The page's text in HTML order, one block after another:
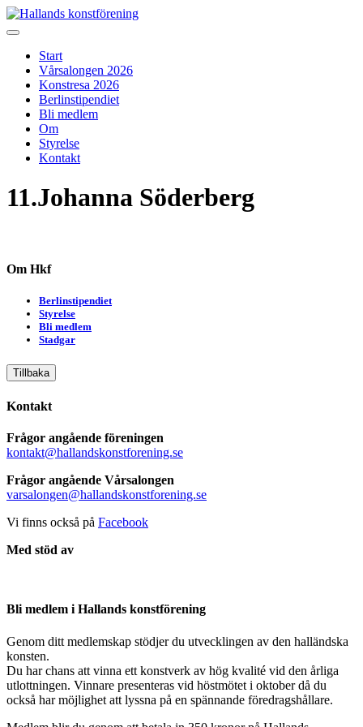
Skip
to
Start
Vårsalongen 2026
Konstresa 2026
Berlinstipendiet
Bli medlem
Om
Styrelse
Kontakt
11.Johanna Söderberg
Om Hkf
Berlinstipendiet
Styrelse
Bli medlem
Stadgar
Tillbaka
Kontakt
Frågor angående föreningen
kontakt@hallandskonstforening.se
Frågor angående Vårsalongen
varsalongen@hallandskonstforening.se
Vi finns också på Facebook
Med stöd av
Bli medlem i Hallands konstförening
Genom ditt medlemskap stödjer du utvecklingen av den halländska
konsten.
Du har chans att vinna ett konstverk av hög kvalité vid den årliga
utlottningen. Vinnare presenteras vid höstmötet i oktober då du
också har möjlighet att lyssna på en spännande föredragshållare.